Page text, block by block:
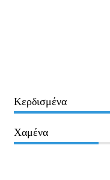
Κερδισμένα
Χαμένα